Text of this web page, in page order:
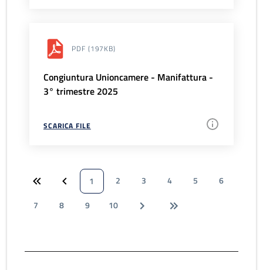
PDF (197KB)
Congiuntura Unioncamere - Manifattura -
3° trimestre 2025
SCARICA FILE
1 2 3 4 5
6
7
8 9 10